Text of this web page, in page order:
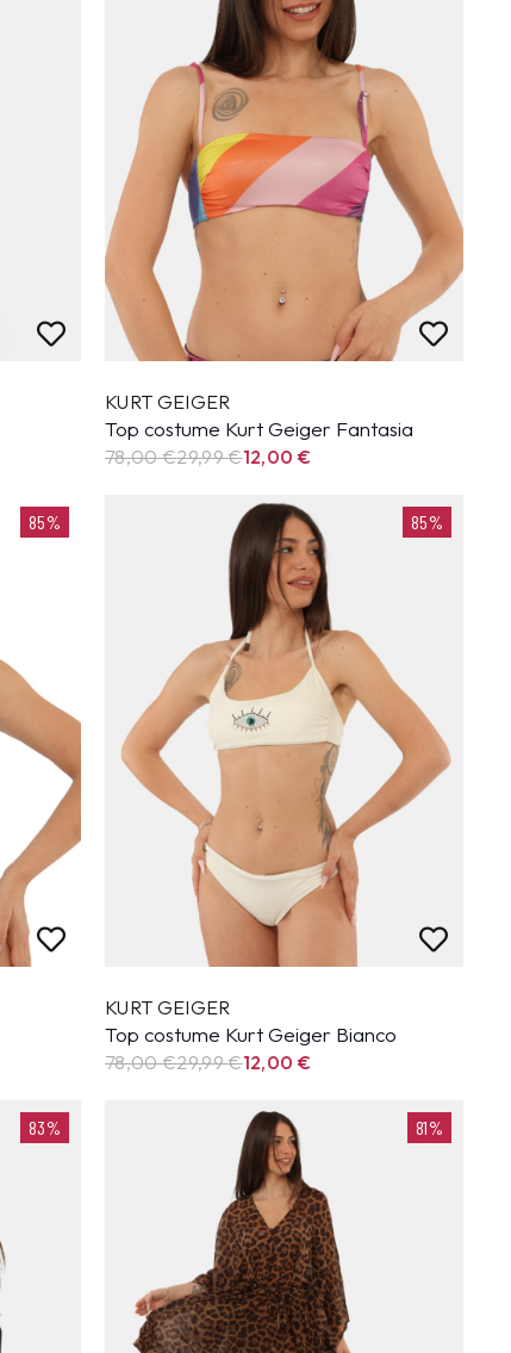
KURT GEIGER
Top costume Kurt Geiger Fantasia
78,00 €29,99€12,00 €
85% 85%
KURT GEIGER
Top costume Kurt Geiger Bianco
78,00 €29,99€12,00 €
83% 81%